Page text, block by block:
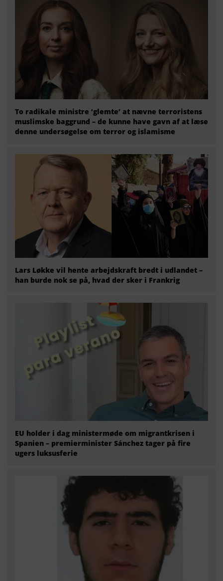
To radikale ministre ‘glemte’ at nævne terroristens
muslimske baggrund – de kunne have gavn af at læse
denne undersøgelse om terror og islamisme
Lars Løkke vil hente arbejdskraft bredt i udlandet –
han burde nok se på, hvad der sker i Frankrig
EU holder i dag ministermøde om migrantkrisen i
Spanien – premierminister Sánchez tager på fire
ugers luksusferie